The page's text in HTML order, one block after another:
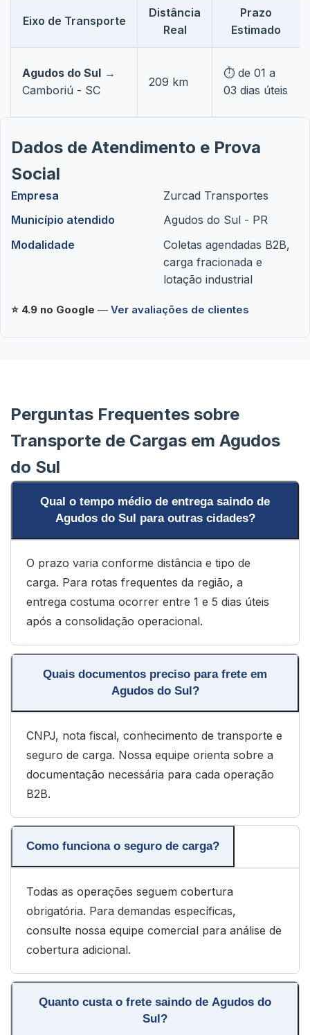
Eixo de Transporte
Distância
Real
Prazo
Estimado
Agudos do Sul →
Camboriú - SC
209 km
⏱️ de 01 a
03 dias úteis
Dados de Atendimento e Prova
Social
Empresa
Zurcad Transportes
Município atendido
Agudos do Sul - PR
Modalidade
Coletas agendadas B2B,
carga fracionada e
lotação industrial
⭐ 4.9 no Google — Ver avaliações de clientes
Perguntas Frequentes sobre
Transporte de Cargas em Agudos
do Sul
Qual o tempo médio de entrega saindo de
Agudos do Sul para outras cidades?
O prazo varia conforme distância e tipo de
carga. Para rotas frequentes da região, a
entrega costuma ocorrer entre 1 e 5 dias úteis
após a consolidação operacional.
Quais documentos preciso para frete em
Agudos do Sul?
CNPJ, nota fiscal, conhecimento de transporte e
seguro de carga. Nossa equipe orienta sobre a
documentação necessária para cada operação
B2B.
Como funciona o seguro de carga?
Todas as operações seguem cobertura
obrigatória. Para demandas específicas,
consulte nossa equipe comercial para análise de
cobertura adicional.
Quanto custa o frete saindo de Agudos do
Sul?